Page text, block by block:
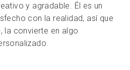
y agradable. Él es un
con la realidad, así que
la convierte en algo